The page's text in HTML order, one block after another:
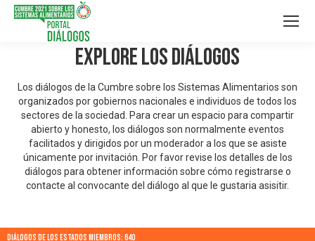
Explore los Diálogos
Los diálogos de la Cumbre sobre los Sistemas Alimentarios son
organizados por gobiernos nacionales e individuos de todos los
sectores de la sociedad. Para crear un espacio para compartir
abierto y honesto, los diálogos son normalmente eventos
facilitados y dirigidos por un moderador a los que se asiste
únicamente por invitación. Por favor revise los detalles de los
diálogos para obtener información sobre cómo registrarse o
contacte al convocante del diálogo al que le gustaria asisitir.
Diálogos de los Estados Miembros: 640